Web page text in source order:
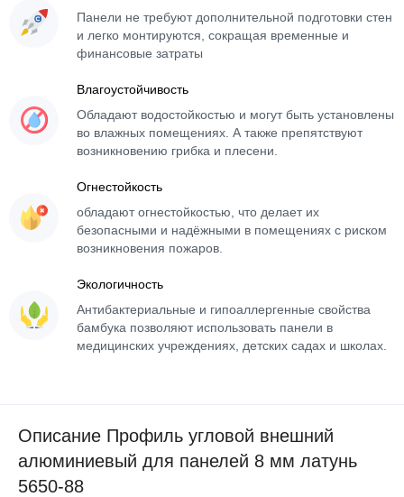
Панели не требуют дополнительной подготовки стен
и легко монтируются, сокращая временные и
финансовые затраты
Влагоустойчивость
Обладают водостойкостью и могут быть установлены
во влажных помещениях. А также препятствуют
возникновению грибка и плесени.
Огнестойкость
обладают огнестойкостью, что делает их
безопасными и надёжными в помещениях с риском
возникновения пожаров.
Экологичность
Антибактериальные и гипоаллергенные свойства
бамбука позволяют использовать панели в
медицинских учреждениях, детских садах и школах.
Описание Профиль угловой внешний
алюминиевый для панелей 8 мм латунь
5650-88